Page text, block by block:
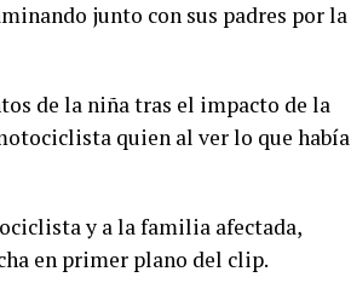
junto con sus padres por la
de la niña tras el impacto de la
quien al ver lo que había
y a la familia afectada,
en primer plano del clip.